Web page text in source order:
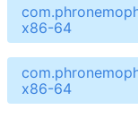
x86-64
x86-64